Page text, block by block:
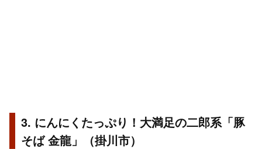
3. にんにくたっぷり！大満足の二郎系「豚
そば 金龍」（掛川市）